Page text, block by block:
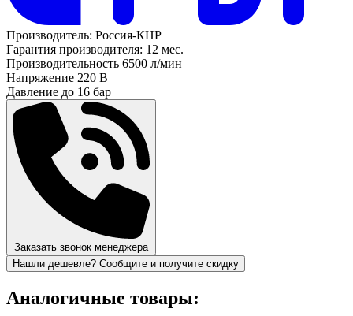
Производитель: Россия-КНР
Гарантия производителя: 12 мес.
Производительность 6500 л/мин
Напряжение 220 В
Давление до 16 бар
Заказать звонок менеджера
Нашли дешевле? Сообщите и получите скидку
Аналогичные товары: